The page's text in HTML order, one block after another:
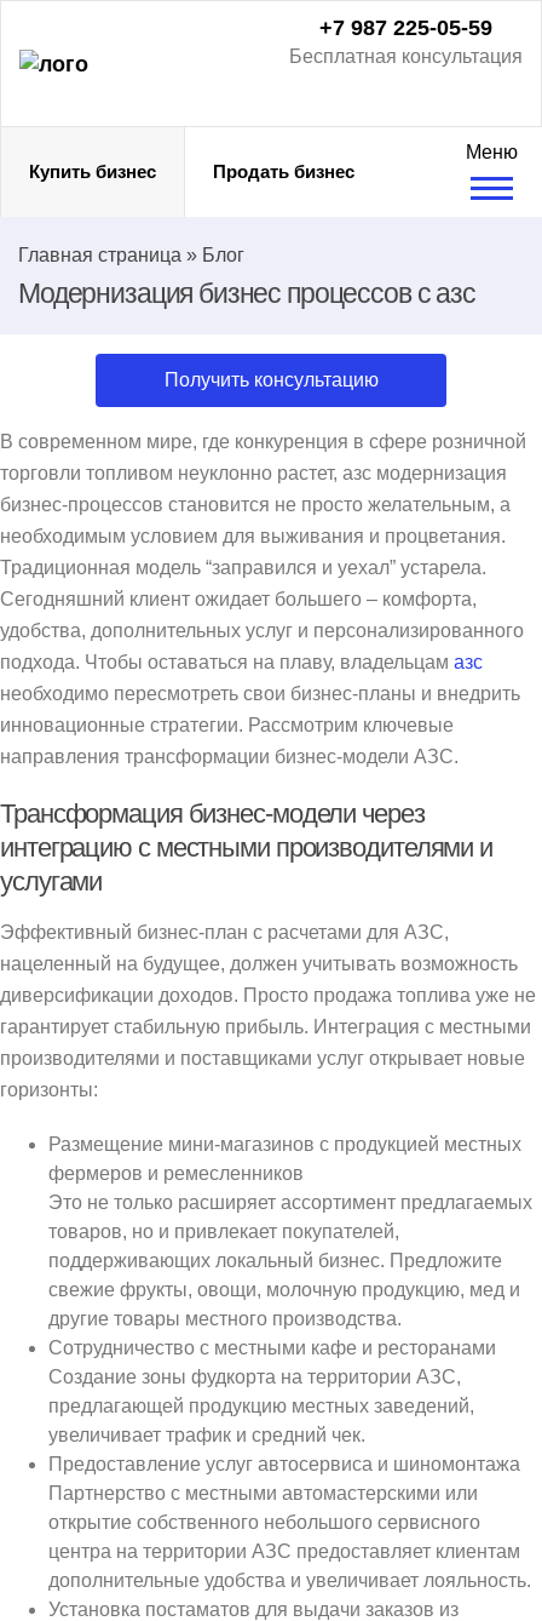
+7 987 225-05-59
Бесплатная консультация
Купить бизнес Продать бизнес
Меню
Главная страница » Блог
Модернизация бизнес процессов с азс
Получить консультацию
В современном мире, где конкуренция в сфере розничной
торговли топливом неуклонно растет, азс модернизация
бизнес-процессов становится не просто желательным, а
необходимым условием для выживания и процветания.
Традиционная модель “заправился и уехал” устарела.
Сегодняшний клиент ожидает большего – комфорта,
удобства, дополнительных услуг и персонализированного
подхода. Чтобы оставаться на плаву, владельцам азс
необходимо пересмотреть свои бизнес-планы и внедрить
инновационные стратегии. Рассмотрим ключевые
направления трансформации бизнес-модели АЗС.
Трансформация бизнес-модели через
интеграцию с местными производителями и
услугами
Эффективный бизнес-план с расчетами для АЗС,
нацеленный на будущее, должен учитывать возможность
диверсификации доходов. Просто продажа топлива уже не
гарантирует стабильную прибыль. Интеграция с местными
производителями и поставщиками услуг открывает новые
горизонты:
Размещение мини-магазинов с продукцией местных
фермеров и ремесленников
Это не только расширяет ассортимент предлагаемых
товаров, но и привлекает покупателей,
поддерживающих локальный бизнес. Предложите
свежие фрукты, овощи, молочную продукцию, мед и
другие товары местного производства.
Сотрудничество с местными кафе и ресторанами
Создание зоны фудкорта на территории АЗС,
предлагающей продукцию местных заведений,
увеличивает трафик и средний чек.
Предоставление услуг автосервиса и шиномонтажа
Партнерство с местными автомастерскими или
открытие собственного небольшого сервисного
центра на территории АЗС предоставляет клиентам
дополнительные удобства и увеличивает лояльность.
Установка постаматов для выдачи заказов из